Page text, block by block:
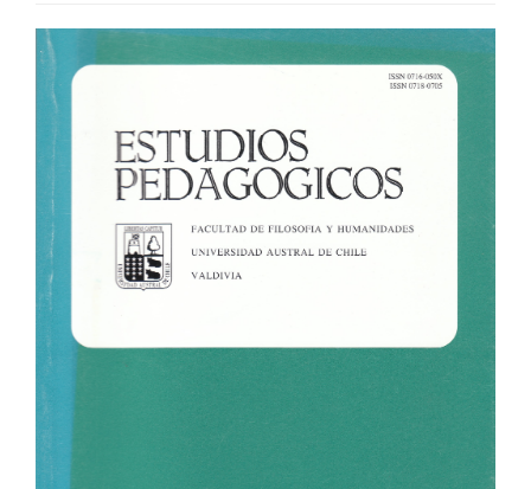
Barra
lateral
del
artículo